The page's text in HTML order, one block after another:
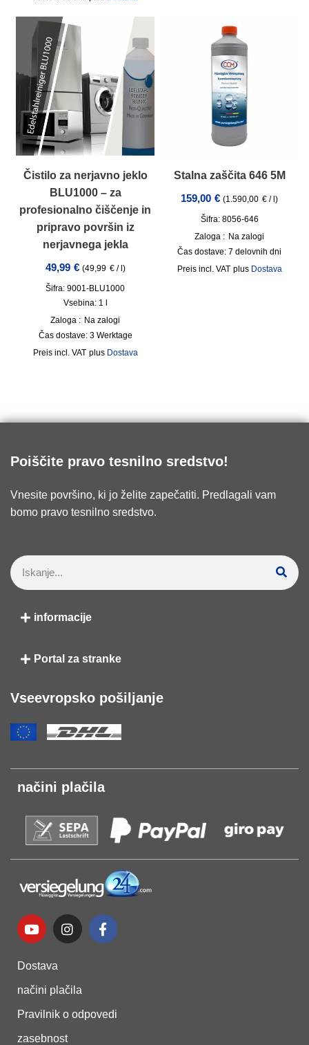
Čistilo za nerjavno jeklo
BLU1000 – za
profesionalno čiščenje in
pripravo površin iz
nerjavnega jekla
49,99 € (49,99 €/ )
Šifra: 9001-BLU1000
Vsebina: 1 l
Zaloga : Na zalogi
Čas dostave: 3 Werktage
incl. VAT plus Dostava
Stalna zaščita 646 5M
159,00 € (1.590,00 € / )
Šifra: 8056-646
Zaloga : Na zalogi
Čas dostave: 7 delovnih dni
incl. VAT plus Dostava
Poiščite pravo tesnilno sredstvo!
Vnesite površino, ki jo želite zapečatiti. Predlagali vam
bomo pravo tesnilno sredstvo.
informacije
Portal za stranke
Vseevropsko pošiljanje
načini plačila
Dostava
načini plačila
Pravilnik o odpovedi
zasebnost